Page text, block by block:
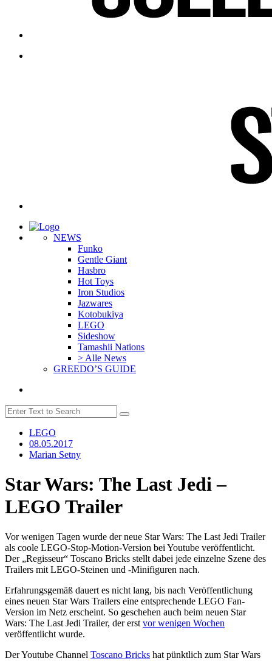
NEWS
Funko
Gentle Giant
Hasbro
Hot Toys
Iron Studios
Jazwares
Kotobukiya
LEGO
Sideshow
Tamashii Nations
> Alle News
GREEDO’S GUIDE
LEGO
08.05.2017
Marian Setny
Star Wars: The Last Jedi –
LEGO Trailer
Vor wenigen Tagen wurde der neue Star Wars: The Last Jedi Trailer
als coole LEGO-Stop-Motion-Version bei Youtube veröffentlicht.
Der „Regisseur“ Toscano Bricks stellt dabei jede einzelne Szene des
Trailers mit LEGO-Steinen und -Minifiguren nach.
Erfahrungsgemäß dauert es nicht lang, bis nach Veröffentlichung
eines neuen Star Wars Trailers eine entsprechende LEGO Fan-
Version im Netz erscheint. So geschehen auch beim neuen Star
Wars: The Last Jedi Trailer, der erst vor wenigen Wochen
veröffentlicht wurde.
Der Youtube Channel Toscano Bricks hat pünktlich zum Star Wars